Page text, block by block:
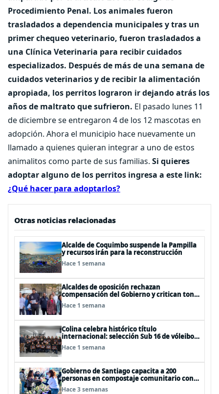
Procedimiento Penal. Los animales fueron
trasladados a dependencia municipales y tras un
primer chequeo veterinario, fueron trasladados a
una Clínica Veterinaria para recibir cuidados
especializados. Después de más de una semana de
cuidados veterinarios y de recibir la alimentación
apropiada, los perritos lograron ir dejando atrás los
años de maltrato que sufrieron. El pasado lunes 11
de diciembre se entregaron 4 de los 12 mascotas en
adopción. Ahora el municipio hace nuevamente un
llamado a quienes quieran integrar a uno de estos
animalitos como parte de sus familias. Si quieres
adoptar alguno de los perritos ingresa a este link:
¿Qué hacer para adoptarlos?
Otras noticias relacionadas
Alcalde de Coquimbo suspende la Pampilla
y recursos irán para la reconstrucción
Hace 1 semana
Alcaldes de oposición rechazan
compensación del Gobierno y critican tono
usado para descalificarlos
Hace 1 semana
Colina celebra histórico título
internacional: selección Sub 16 de vóleibol
campeona invicta en EEUU
Hace 1 semana
Gobierno de Santiago capacita a 200
personas en compostaje comunitario con
"Nos Compostamos Bien II"
Hace 3 semanas